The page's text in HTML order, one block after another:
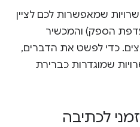
שמאפשרות לכם לציין
הספק) והמכשיר
כדי לפשט את הדברים,
שמוגדרות כברירת
לכתיבה